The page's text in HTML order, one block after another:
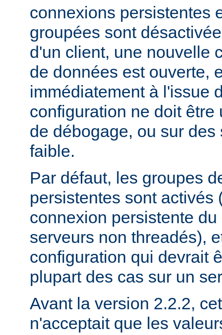
connexions persistentes
groupées sont
d'un client, une nouvelle
de données est ouverte,
immédiatement à l'issue
configuration ne doit
de débogage, ou sur
faible.
Par défaut, les groupes
persistentes sont activés
connexion persistente
serveurs non threadés),
configuration qui devrait
plupart des cas sur un
Avant la version 2.2.2,
n'acceptait que les